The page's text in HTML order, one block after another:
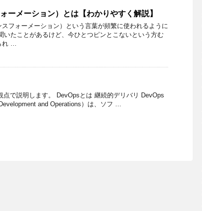
ーメーション）とは【わかりやすく解説】
フォーメーション）という言葉が頻繁に使われるように
いたことがあるけど、今ひとつピンとこないという方む
れ …
点で説明します。 DevOpsとは 継続的デリバリ DevOps
and Operations）は、ソフ …